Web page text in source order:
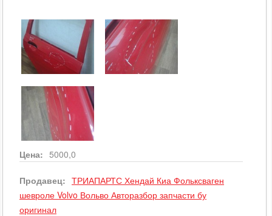
Цена: 5000,0
Продавец: ТРИАПАРТС Хендай Киа Фольксваген
шевроле Volvo Вольво Авторазбор запчасти бу
оригинал